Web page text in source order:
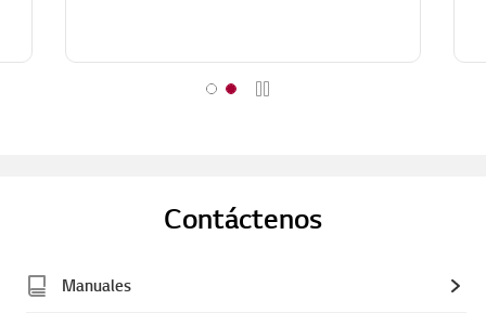
1 2
P
Contáctenos
Manuales